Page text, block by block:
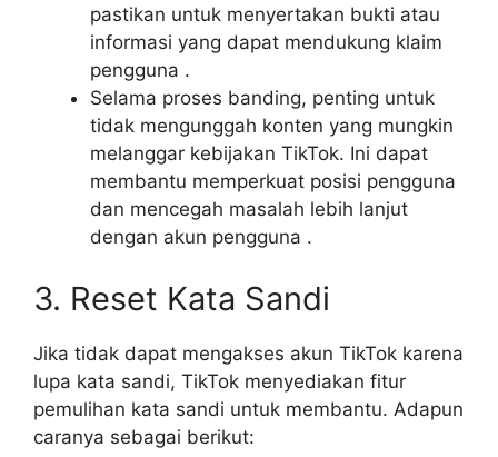
pastikan untuk menyertakan bukti atau
informasi yang dapat mendukung klaim
pengguna .
Selama proses banding, penting untuk
tidak mengunggah konten yang mungkin
melanggar kebijakan TikTok. Ini dapat
membantu memperkuat posisi pengguna
dan mencegah masalah lebih lanjut
dengan akun pengguna .
3. Reset Kata Sandi
Jika tidak dapat mengakses akun TikTok karena
lupa kata sandi, TikTok menyediakan fitur
pemulihan kata sandi untuk membantu. Adapun
caranya sebagai berikut: